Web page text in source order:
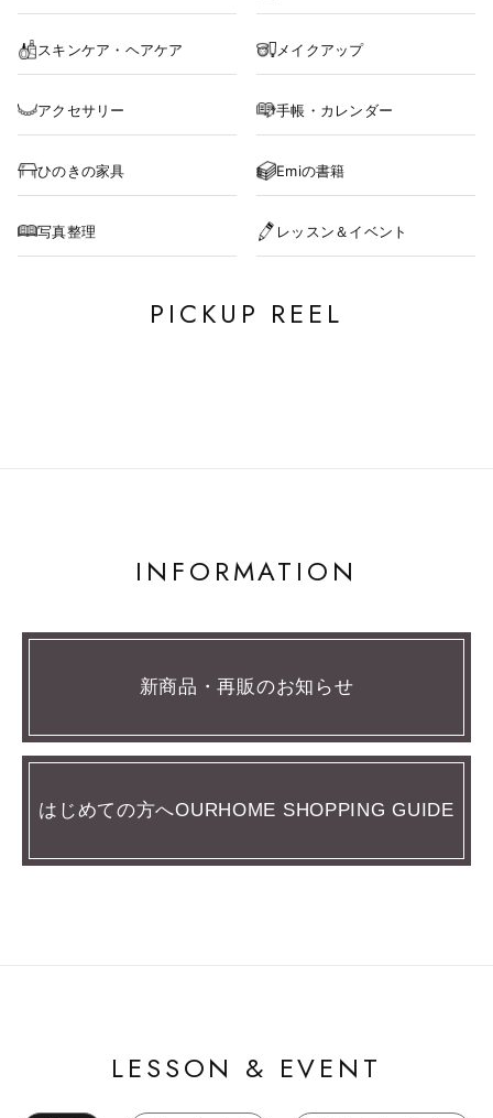
スキンケア・ヘアケア メイクアップ
アクセサリー 手帳・カレンダー
ひのきの家具 Emiの書籍
写真整理 レッスン＆イベント
PICKUP REEL
INFORMATION
新商品・再販のお知らせ
はじめての方へOURHOME SHOPPING GUIDE
LESSON & EVENT